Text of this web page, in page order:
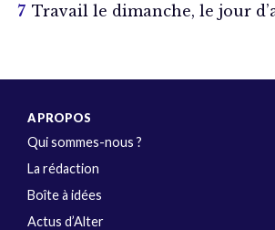
Travail le dimanche, le jour
A PROPOS
Qui sommes-nous ?
La rédaction
Boîte à idées
Actus d’Alter